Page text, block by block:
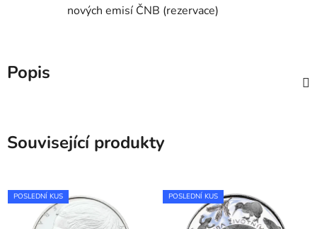
nových emisí ČNB (rezervace)
Popis
Související produkty
POSLEDNÍ KUS POSLEDNÍ KUS